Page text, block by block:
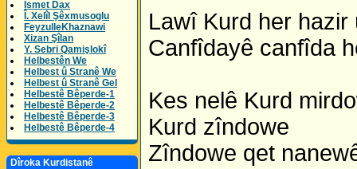
Îsmet Dax
Î. Xelîl Şêxmusoglu
FeyzulleKhaznawi
Xizan Şîlan
Y. Sebri Qamişlokî
Helbestên We
Helbest û Stranê We
Helbest û Stranê Gel
Helbestê Bêperde-1
Helbestê Bêperde-2
Helbestê Bêperde-3
Helbestê Bêperde-4
Dîroka Kurdistanê
Lawî Kurd her hazir
Canfîdayê canfîda
Kes nelê Kurd
Kurd zîndowe
Zîndowe qet